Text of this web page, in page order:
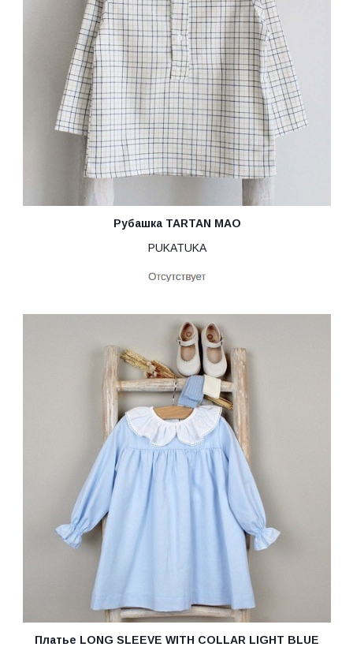
Рубашка TARTAN MAO
PUKATUKA
Платье LONG SLEEVE WITH COLLAR LIGHT BLUE